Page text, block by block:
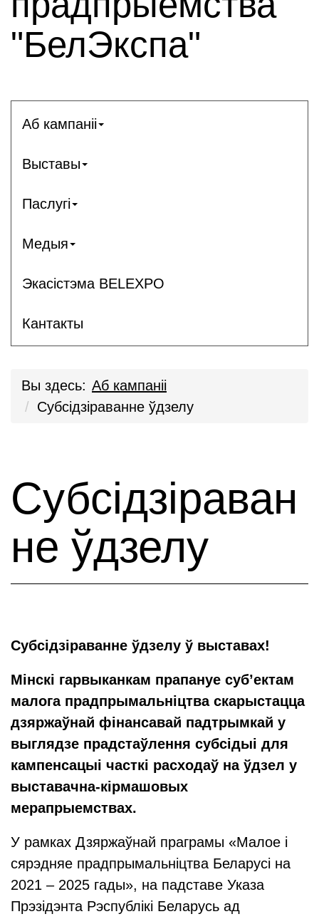
"БелЭкспа"
Аб кампаніі
Выставы
Паслугі
Медыя
Экасістэма BELEXPO
Кантакты
Вы здесь: Аб кампаніі
Субсідзіраванне ўдзелу
Субсідзіраван
не ўдзелу
Субсідзіраванне ўдзелу ў выставах!
Мінскі гарвыканкам прапануе суб’ектам
малога прадпрымальніцтва скарыстацца
дзяржаўнай фінансавай падтрымкай у
выглядзе прадстаўлення субсідыі для
кампенсацыі часткі расходаў на ўдзел у
выставачна-кірмашовых
мерапрыемствах.
У рамках Дзяржаўнай праграмы «Малое і
сярэдняе прадпрымальніцтва Беларусі на
2021 – 2025 гады», на падставе Указа
Прэзідэнта Рэспублікі Беларусь ад